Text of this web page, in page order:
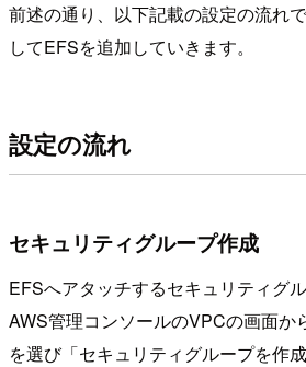
前述の通り、以下記載の設定の流れ
してEFSを追加していきます。
設定の流れ
セキュリティグループ作成
EFSへアタッチするセキュリティグ
AWS管理コンソールのVPCの画面か
を選び「セキュリティグループを作